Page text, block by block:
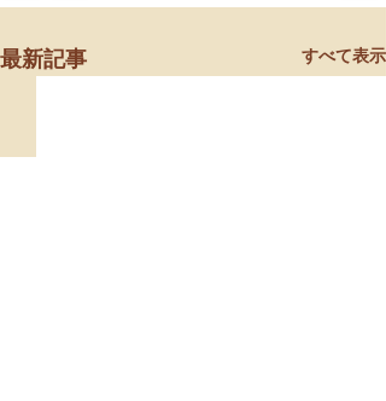
最新記事 すべて表示